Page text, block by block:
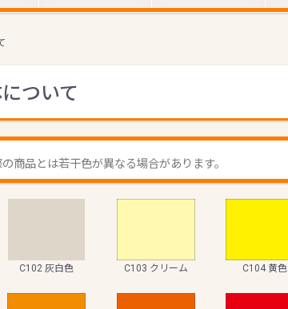
ついて
の商品とは若干色が異なる場合があります。
C102 灰白色 C103 クリーム C104 黄色